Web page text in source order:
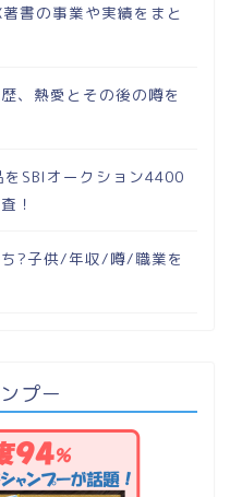
書の事業や実績をまと
、熱愛とその後の噂を
SBIオークション4400
！
?子供/年収/噂/職業を
プー